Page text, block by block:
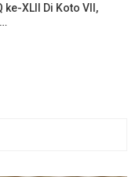
ke-XLII Di Koto VII,